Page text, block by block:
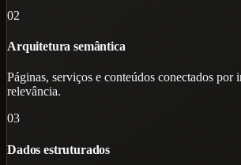
02
Arquitetura semântica
Páginas, serviços e conteúdos conectados por
relevância.
03
Dados estruturados